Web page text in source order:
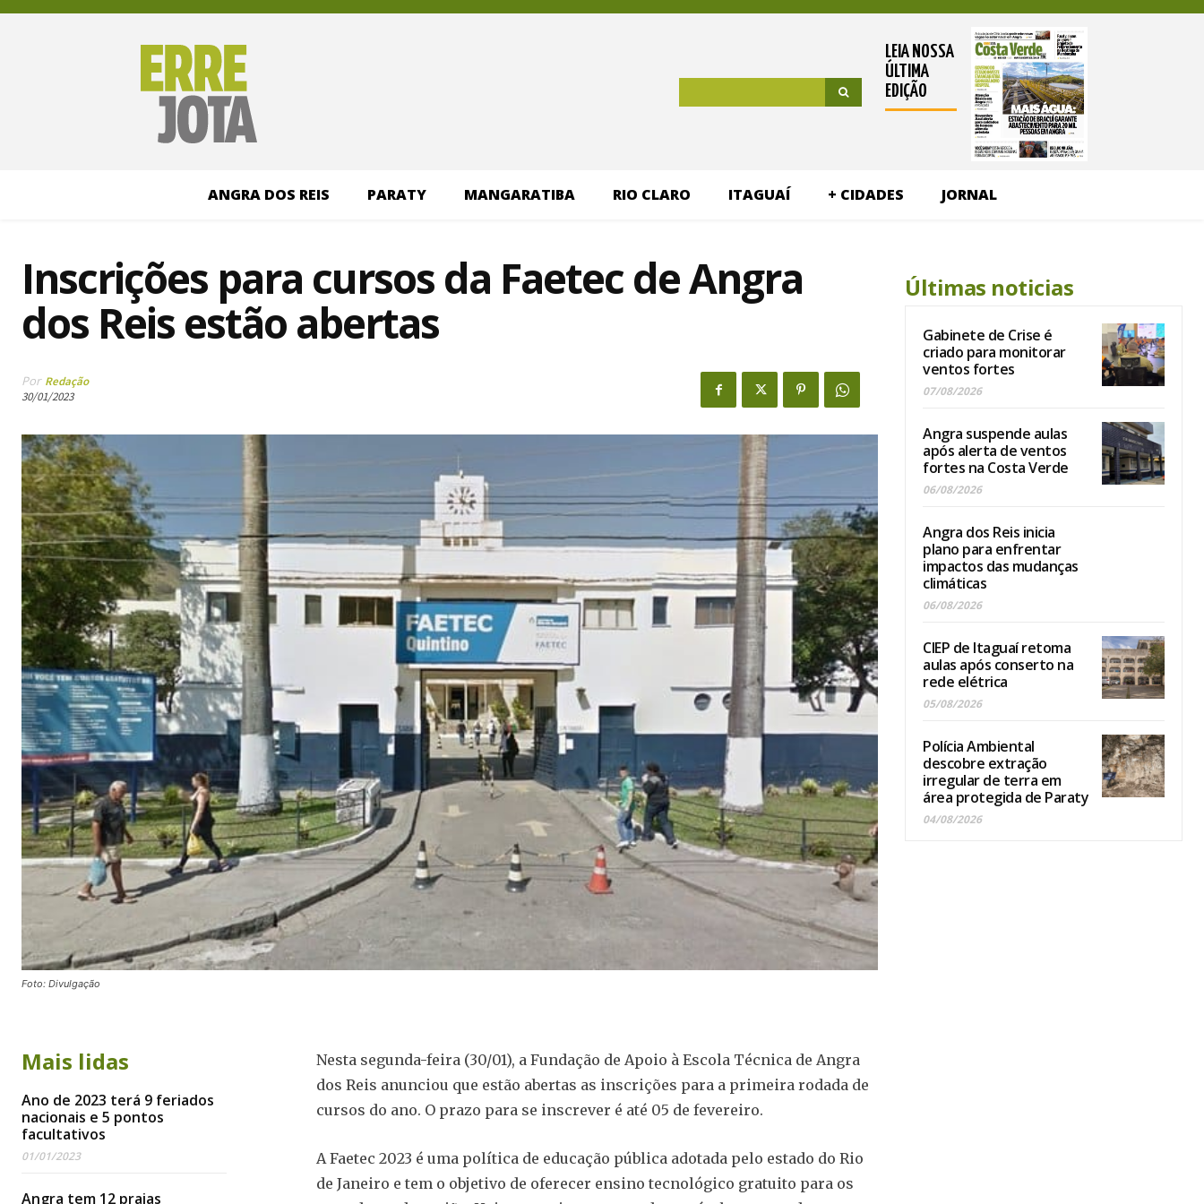
LEIA NOSSA
ÚLTIMA
EDIÇÃO
ANGRA DOS REIS PARATY MANGARATIBA RIO CLARO ITAGUAÍ + CIDADES JORNAL
Inscrições para cursos da Faetec de Angra
dos Reis estão abertas
Por Redação
30/01/2023
Foto: Divulgação
Mais lidas
Ano de 2023 terá 9 feriados
nacionais e 5 pontos
facultativos
01/01/2023
Angra tem 12 praias
Nesta segunda-feira (30/01), a Fundação de Apoio à Escola Técnica de Angra
dos Reis anunciou que estão abertas as inscrições para a primeira rodada de
cursos do ano. O prazo para se inscrever é até 05 de fevereiro.
A Faetec 2023 é uma política de educação pública adotada pelo estado do Rio
de Janeiro e tem o objetivo de oferecer ensino tecnológico gratuito para os
Últimas noticias
Gabinete de Crise é
criado para monitorar
ventos fortes
07/08/2026
Angra suspende aulas
após alerta de ventos
fortes na Costa Verde
06/08/2026
Angra dos Reis inicia
plano para enfrentar
impactos das mudanças
climáticas
06/08/2026
CIEP de Itaguaí retoma
aulas após conserto na
rede elétrica
05/08/2026
Polícia Ambiental
descobre extração
irregular de terra em
área protegida de Paraty
04/08/2026